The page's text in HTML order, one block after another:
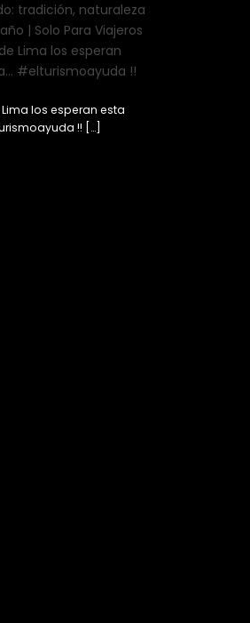
tradición, naturaleza
| Solo Para Viajeros
Lima los esperan
#elturismoayuda !!
Lima los esperan esta
!! […]